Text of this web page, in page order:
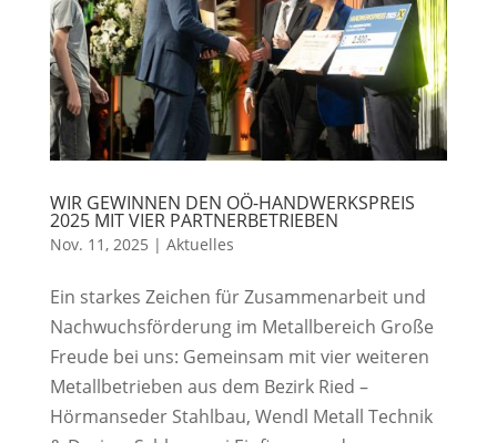
WIR GEWINNEN DEN OÖ-HANDWERKSPREIS
2025 MIT VIER PARTNERBETRIEBEN
Nov. 11, 2025 | Aktuelles
Ein starkes Zeichen für Zusammenarbeit und
Nachwuchsförderung im Metallbereich Große
Freude bei uns: Gemeinsam mit vier weiteren
Metallbetrieben aus dem Bezirk Ried –
Hörmanseder Stahlbau, Wendl Metall Technik